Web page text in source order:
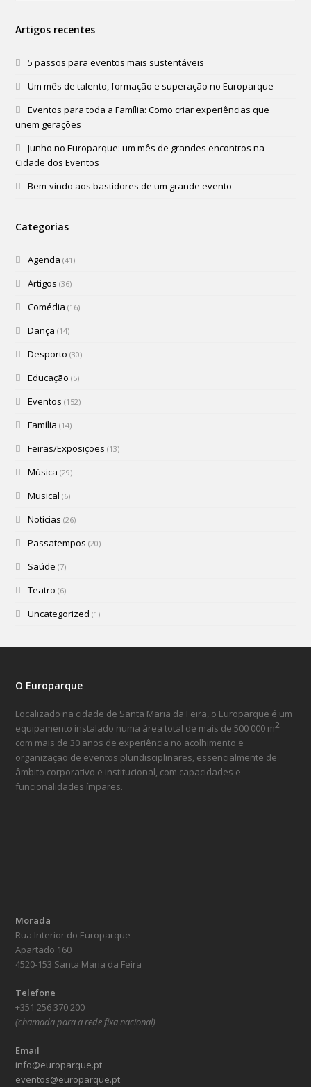
Artigos recentes
5 passos para eventos mais sustentáveis
Um mês de talento, formação e superação no Europarque
Eventos para toda a Família: Como criar experiências que
unem gerações
Junho no Europarque: um mês de grandes encontros na
Cidade dos Eventos
Bem-vindo aos bastidores de um grande evento
Categorias
Agenda (41)
Artigos (36)
Comédia (16)
Dança (14)
Desporto (30)
Educação (5)
Eventos (152)
Família (14)
Feiras/Exposições (13)
Música (29)
Musical (6)
Notícias (26)
Passatempos (20)
Saúde (7)
Teatro (6)
Uncategorized (1)
O Europarque
Localizado na cidade de Santa Maria da Feira, o Europarque é um
equipamento instalado numa área total de mais de 500 000 m2
com mais de 30 anos de experiência no acolhimento e
organização de eventos pluridisciplinares, essencialmente de
âmbito corporativo e institucional, com capacidades e
funcionalidades ímpares.
Morada
Rua Interior do Europarque
Apartado 160
4520-153 Santa Maria da Feira
Telefone
+351 256 370 200
(chamada para a rede fixa nacional)
Email
info@europarque.pt
eventos@europarque.pt